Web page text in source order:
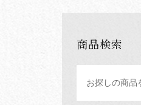
商品検索